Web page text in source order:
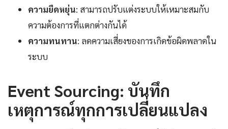
ความยืดหยุ่น: สามารถปรับแต่งระบบให้เหมาะสมกับ
ความต้องการที่แตกต่างกันได้
ความทนทาน: ลดความเสี่ยงของการเกิดข้อผิดพลาดใน
ระบบ
Event Sourcing: บันทึก
เหตุการณ์ทุกการเปลี่ยนแปลง